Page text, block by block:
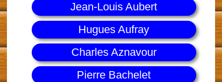
Jean-Louis Aubert
Hugues Aufray
Charles Aznavour
Pierre Bachelet